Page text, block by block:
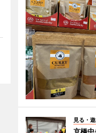
見る・
京橋